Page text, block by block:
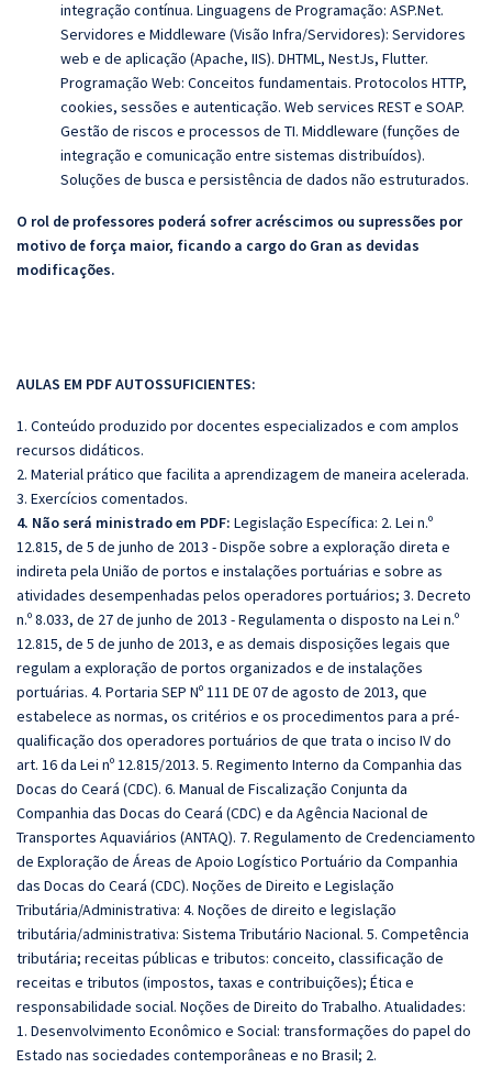
integração contínua. Linguagens de Programação: ASP.Net.
Servidores e Middleware (Visão Infra/Servidores): Servidores
web e de aplicação (Apache, IIS). DHTML, NestJs, Flutter.
Programação Web: Conceitos fundamentais. Protocolos HTTP,
cookies, sessões e autenticação. Web services REST e SOAP.
Gestão de riscos e processos de TI. Middleware (funções de
integração e comunicação entre sistemas distribuídos).
Soluções de busca e persistência de dados não estruturados.
O rol de professores poderá sofrer acréscimos ou supressões por
motivo de força maior, ficando a cargo do Gran as devidas
modificações.
AULAS EM PDF AUTOSSUFICIENTES:
1. Conteúdo produzido por docentes especializados e com amplos
recursos didáticos.
2. Material prático que facilita a aprendizagem de maneira acelerada.
3. Exercícios comentados.
4. Não será ministrado em PDF: Legislação Específica: 2. Lei n.º
12.815, de 5 de junho de 2013 - Dispõe sobre a exploração direta e
indireta pela União de portos e instalações portuárias e sobre as
atividades desempenhadas pelos operadores portuários; 3. Decreto
n.º 8.033, de 27 de junho de 2013 - Regulamenta o disposto na Lei n.º
12.815, de 5 de junho de 2013, e as demais disposições legais que
regulam a exploração de portos organizados e de instalações
portuárias. 4. Portaria SEP Nº 111 DE 07 de agosto de 2013, que
estabelece as normas, os critérios e os procedimentos para a pré-
qualificação dos operadores portuários de que trata o inciso IV do
art. 16 da Lei nº 12.815/2013. 5. Regimento Interno da Companhia das
Docas do Ceará (CDC). 6. Manual de Fiscalização Conjunta da
Companhia das Docas do Ceará (CDC) e da Agência Nacional de
Transportes Aquaviários (ANTAQ). 7. Regulamento de Credenciamento
de Exploração de Áreas de Apoio Logístico Portuário da Companhia
das Docas do Ceará (CDC). Noções de Direito e Legislação
Tributária/Administrativa: 4. Noções de direito e legislação
tributária/administrativa: Sistema Tributário Nacional. 5. Competência
tributária; receitas públicas e tributos: conceito, classificação de
receitas e tributos (impostos, taxas e contribuições); Ética e
responsabilidade social. Noções de Direito do Trabalho. Atualidades:
1. Desenvolvimento Econômico e Social: transformações do papel do
Estado nas sociedades contemporâneas e no Brasil; 2.